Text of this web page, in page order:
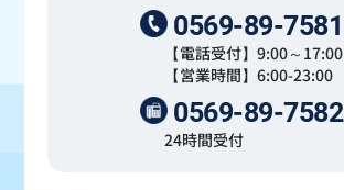
0569-89-7581
【電話受付】9:00～17:00
【営業時間】6:00-23:00
0569-89-7582
24時間受付